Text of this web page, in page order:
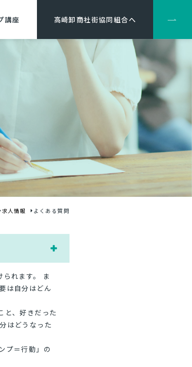
講座 高崎卸商社街協同組合へ
求人情報 よくある質問
れます。 ま
は自分はどん
と、好きだった
はどうなった
プ＝行動」の